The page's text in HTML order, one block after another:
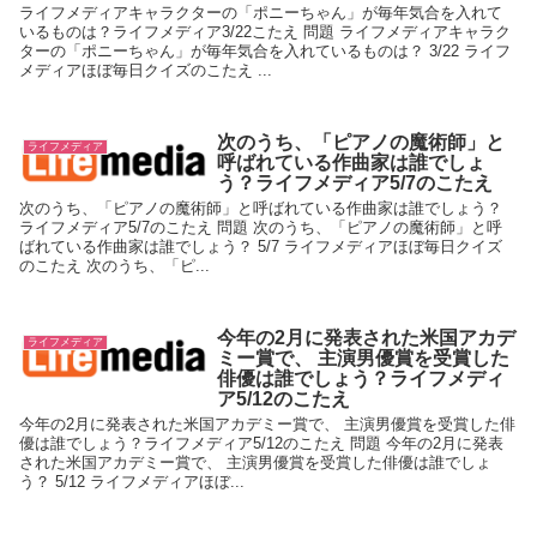
ライフメディアキャラクターの「ポニーちゃん」が毎年気合を入れて
いるものは？ライフメディア3/22こたえ 問題 ライフメディアキャラク
ターの「ポニーちゃん」が毎年気合を入れているものは？ 3/22 ライフ
メディアほぼ毎日クイズのこたえ ...
ライフメディア
次のうち、「ピアノの魔術師」と
呼ばれている作曲家は誰でしょ
う？ライフメディア5/7のこたえ
次のうち、「ピアノの魔術師」と呼ばれている作曲家は誰でしょう？
ライフメディア5/7のこたえ 問題 次のうち、「ピアノの魔術師」と呼
ばれている作曲家は誰でしょう？ 5/7 ライフメディアほぼ毎日クイズ
のこたえ 次のうち、「ピ...
ライフメディア
今年の2月に発表された米国アカデ
ミー賞で、 主演男優賞を受賞した
俳優は誰でしょう？ライフメディ
ア5/12のこたえ
今年の2月に発表された米国アカデミー賞で、 主演男優賞を受賞した俳
優は誰でしょう？ライフメディア5/12のこたえ 問題 今年の2月に発表
された米国アカデミー賞で、 主演男優賞を受賞した俳優は誰でしょ
う？ 5/12 ライフメディアほぼ...